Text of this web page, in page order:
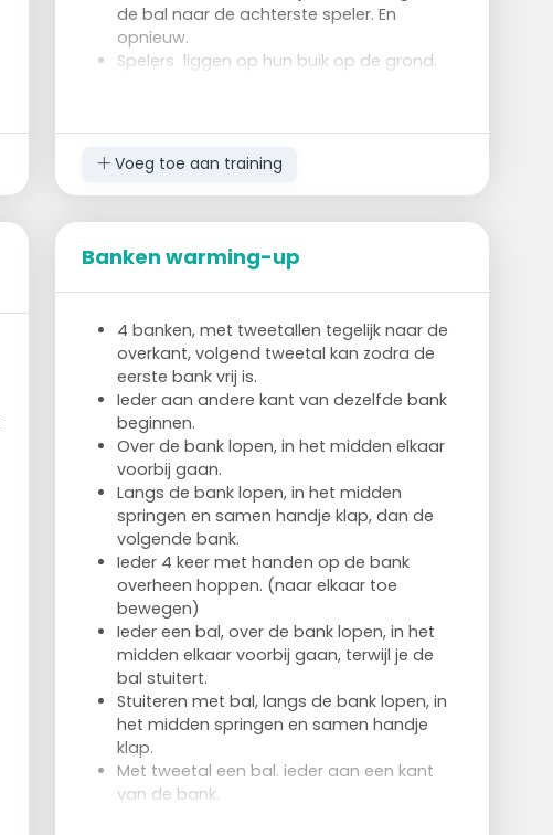
de bal naar de achterste speler. En
opnieuw.
Spelers liggen op hun buik op de grond.
bal naar de achterste speler onder de
andere spelers door die op dat ogenblik
een bruggetje hebben gevormd.
Voeg toe aan training
Banken warming-up
4 banken, met tweetallen tegelijk naar de
overkant, volgend tweetal kan zodra de
eerste bank vrij is.
Ieder aan andere kant van dezelfde bank
beginnen.
Over de bank lopen, in het midden elkaar
voorbij gaan.
Langs de bank lopen, in het midden
springen en samen handje klap, dan de
volgende bank.
Ieder 4 keer met handen op de bank
overheen hoppen. (naar elkaar toe
bewegen)
Ieder een bal, over de bank lopen, in het
midden elkaar voorbij gaan, terwijl je de
bal stuitert.
Stuiteren met bal, langs de bank lopen, in
het midden springen en samen handje
klap.
Met tweetal een bal. ieder aan een kant
van de bank.